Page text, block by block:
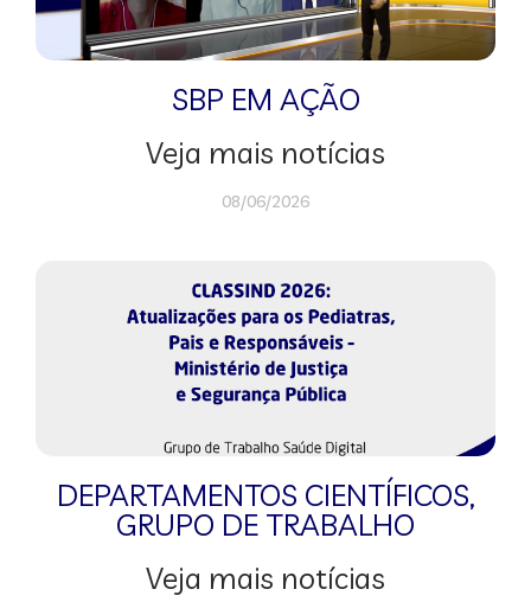
SBP EM AÇÃO
Veja mais notícias
08/06/2026
DEPARTAMENTOS CIENTÍFICOS,
GRUPO DE TRABALHO
Veja mais notícias